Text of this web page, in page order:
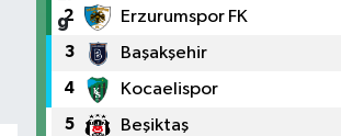
2 Erzurumspor FK
3 Başakşehir
4 Kocaelispor
5 Beşiktaş